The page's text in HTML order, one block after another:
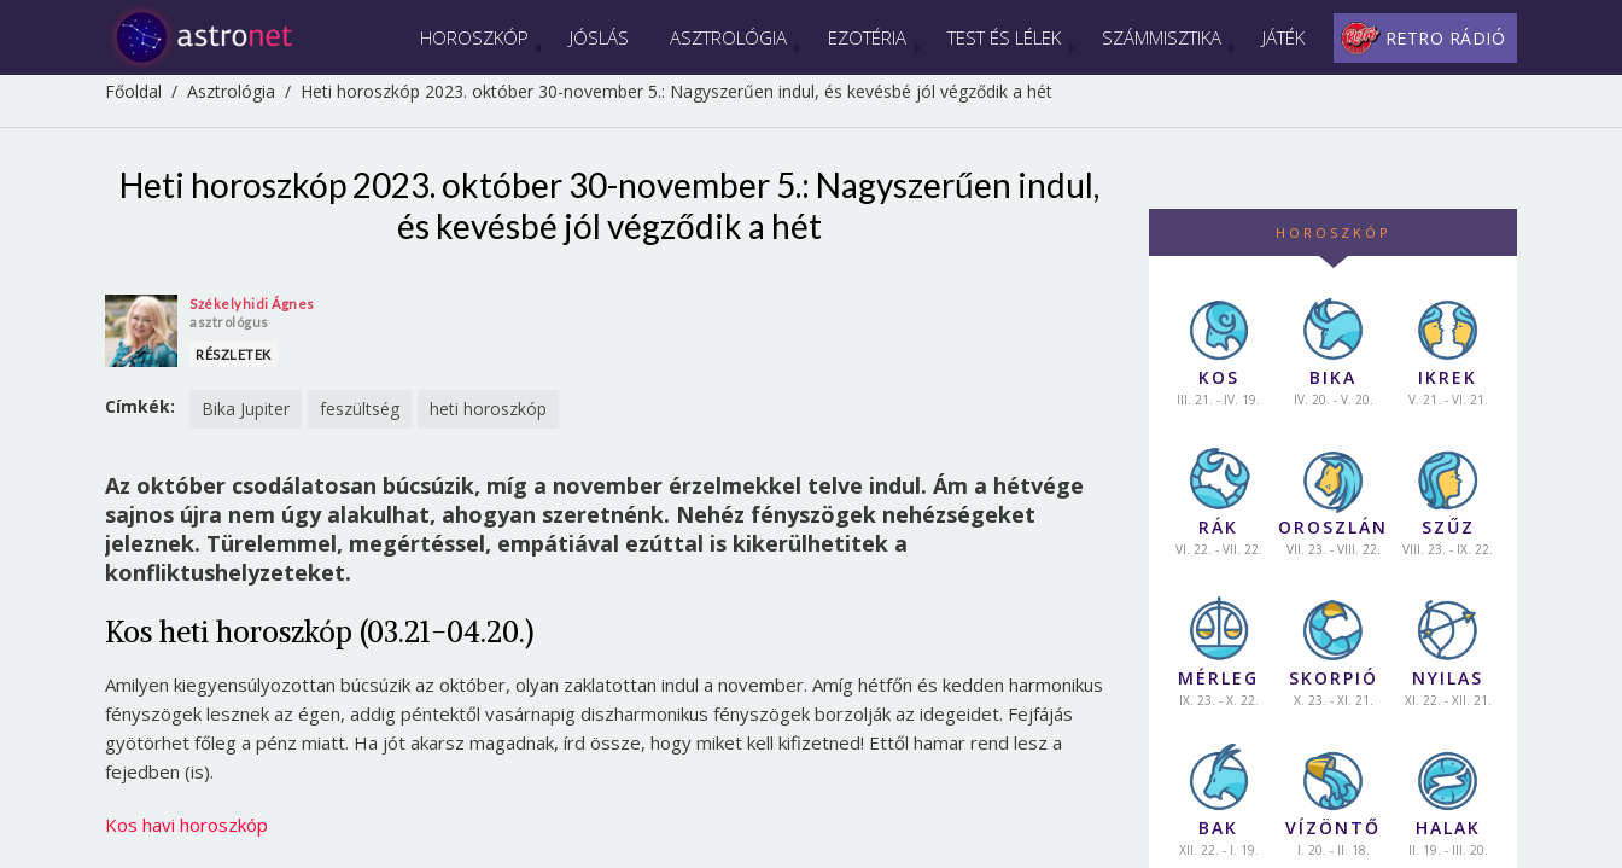
HOROSZKÓP JÓSLÁS ASZTROLÓGIA EZOTÉRIA TEST ÉS LÉLEK SZÁMMISZTIKA JÁTÉK RETRO RÁDIÓ
Főoldal / Asztrológia / Heti horoszkóp 2023. október 30-november 5.: Nagyszerűen indul, és kevésbé jól végződik a hét
Heti horoszkóp 2023. október 30-november 5.: Nagyszerűen indul,
és kevésbé jól végződik a hét
Székelyhidi Ágnes
asztrológus
RÉSZLETEK
Címkék: Bika Jupiter feszültség heti horoszkóp
Az október csodálatosan búcsúzik, míg a november érzelmekkel telve indul. Ám a hétvége
sajnos újra nem úgy alakulhat, ahogyan szeretnénk. Nehéz fényszögek nehézségeket
jeleznek. Türelemmel, megértéssel, empátiával ezúttal is kikerülhetitek a
konfliktushelyzeteket.
Kos heti horoszkóp (03.21-04.20.)
Amilyen kiegyensúlyozottan búcsúzik az október, olyan zaklatottan indul a november. Amíg hétfőn és kedden harmonikus
fényszögek lesznek az égen, addig péntektől vasárnapig diszharmonikus fényszögek borzolják az idegeidet. Fejfájás
gyötörhet főleg a pénz miatt. Ha jót akarsz magadnak, írd össze, hogy miket kell kifizetned! Ettől hamar rend lesz a
fejedben (is).
Kos havi horoszkóp
HOROSZKÓP
KOS
III. 21. - IV. 19.
BIKA
IV. 20. - V. 20.
IKREK
V. 21. - VI. 21.
RÁK
VI. 22. - VII. 22.
OROSZLÁN
VII. 23. - VIII. 22.
SZŰZ
VIII. 23. - IX. 22.
MÉRLEG
IX. 23. - X. 22.
SKORPIÓ
X. 23. - XI. 21.
NYILAS
XI. 22. - XII. 21.
BAK
XII. 22. - I. 19.
VÍZÖNTŐ
I. 20. - II. 18.
HALAK
II. 19. - III. 20.